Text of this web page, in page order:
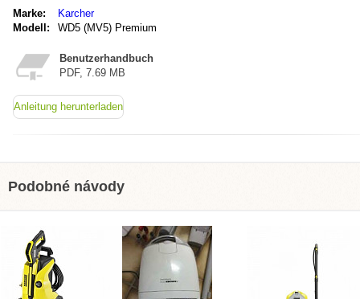
Marke:
Karcher
Modell:
WD5 (MV5) Premium
Benutzerhandbuch
PDF, 7.69 MB
Anleitung herunterladen
Podobné návody